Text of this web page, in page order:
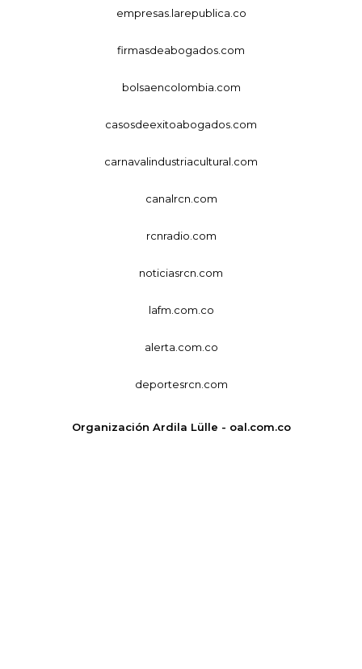
empresas.larepublica.co
firmasdeabogados.com
bolsaencolombia.com
casosdeexitoabogados.com
carnavalindustriacultural.com
canalrcn.com
rcnradio.com
noticiasrcn.com
lafm.com.co
alerta.com.co
deportesrcn.com
Organización Ardila Lülle - oal.com.co